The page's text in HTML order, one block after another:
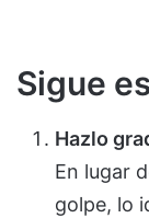
Sigue
Hazlo
En lugar
golpe, lo